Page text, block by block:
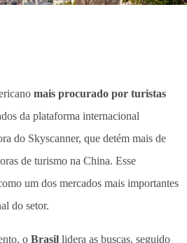
mais procurado por turistas
da plataforma internacional
do Skyscanner, que detém mais de
de turismo na China. Esse
um dos mercados mais importantes
do setor.
o Brasil lidera as buscas, seguido